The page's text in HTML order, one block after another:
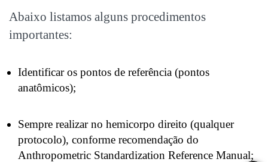
Abaixo listamos alguns procedimentos
importantes:
Identificar os pontos de referência (pontos
anatômicos);
Sempre realizar no hemicorpo direito (qualquer
protocolo), conforme recomendação do
Anthropometric Standardization Reference Manual;